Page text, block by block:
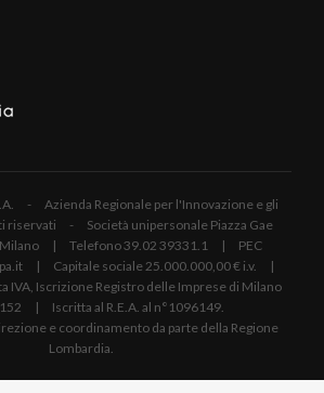
- Azienda Regionale per l'Innovazione e gli
riservati - Società unipersonale Piazza Gae
Milano | Telefono 39.02 39331.1 | PEC
| Capitale sociale 25.000.000,00 € i.v. |
IVA, Iscrizione Registro delle Imprese di Milano
| Iscritta al R.E.A. al n°1096149.
e coordinamento da parte della Regione
Lombardia.